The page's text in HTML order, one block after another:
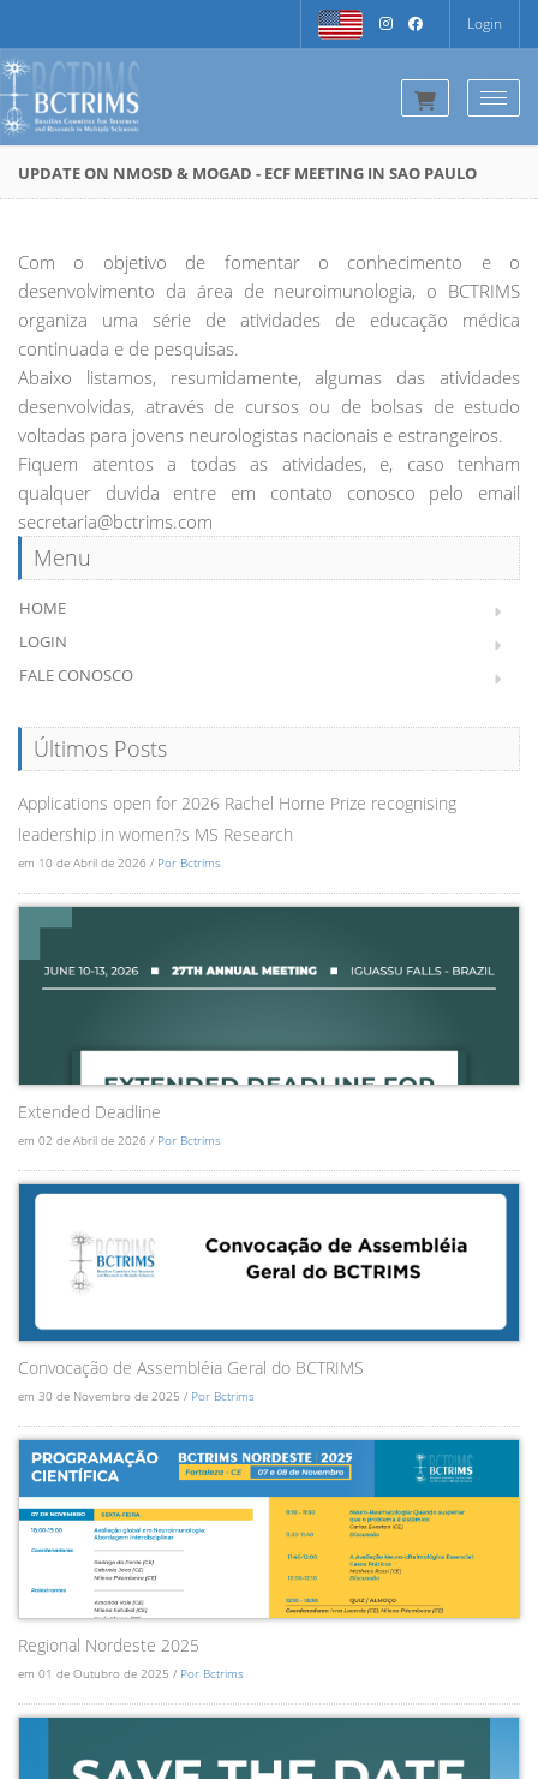
Login
UPDATE ON NMOSD & MOGAD - ECF MEETING IN SAO PAULO
Com o objetivo de fomentar o conhecimento e o
desenvolvimento da área de neuroimunologia, o BCTRIMS
organiza uma série de atividades de educação médica
continuada e de pesquisas.
Abaixo listamos, resumidamente, algumas das atividades
desenvolvidas, através de cursos ou de bolsas de estudo
voltadas para jovens neurologistas nacionais e estrangeiros.
Fiquem atentos a todas as atividades, e, caso tenham
qualquer duvida entre em contato conosco pelo email
secretaria@bctrims.com
Menu
HOME
LOGIN
FALE CONOSCO
Últimos Posts
Applications open for 2026 Rachel Horne Prize recognising
leadership in women?s MS Research
em 10 de Abril de 2026 / Por Bctrims
Extended Deadline
em 02 de Abril de 2026 / Por Bctrims
Convocação de Assembléia Geral do BCTRIMS
em 30 de Novembro de 2025 / Por Bctrims
Regional Nordeste 2025
em 01 de Outubro de 2025 / Por Bctrims